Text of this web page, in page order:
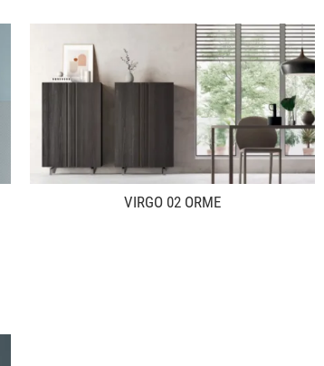
VIRGO 02 ORME